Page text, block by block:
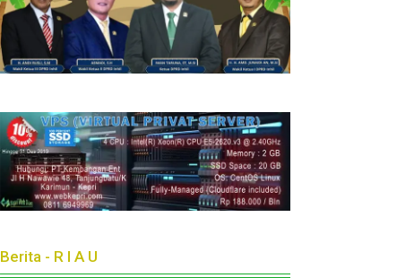
Berita - R I A U